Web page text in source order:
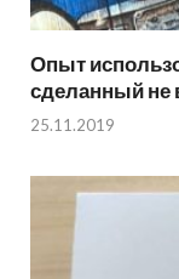
Опыт
сделанный не
25.11.2019